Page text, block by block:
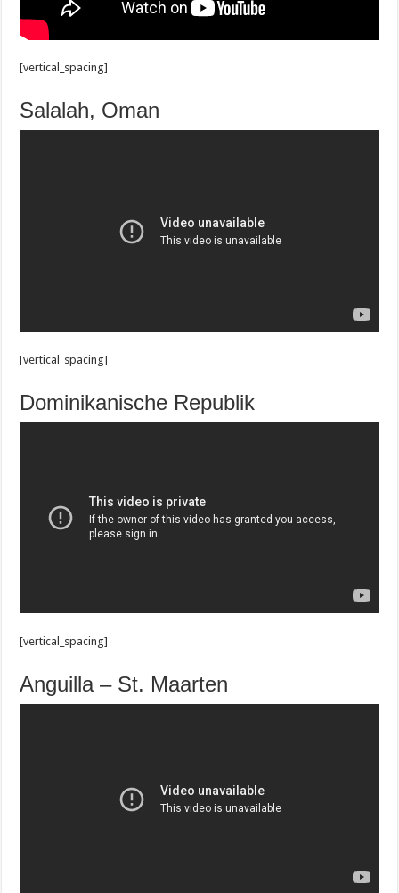
[vertical_spacing]
Salalah, Oman
[vertical_spacing]
Dominikanische Republik
[vertical_spacing]
Anguilla – St. Maarten